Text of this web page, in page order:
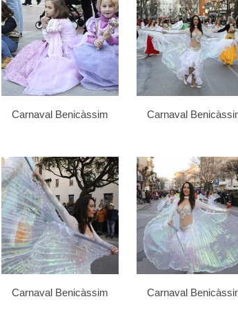
Carnaval Benicàssim Carnaval
Carnaval Benicàssim Carnaval